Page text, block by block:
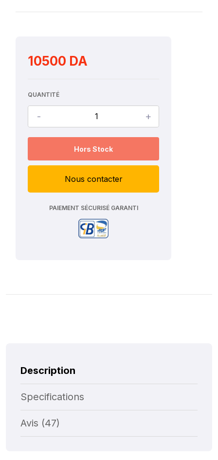
10500 DA
QUANTITÉ
- +
Hors Stock
Nous contacter
PAIEMENT SÉCURISÉ GARANTI
Description
Specifications
Avis (47)